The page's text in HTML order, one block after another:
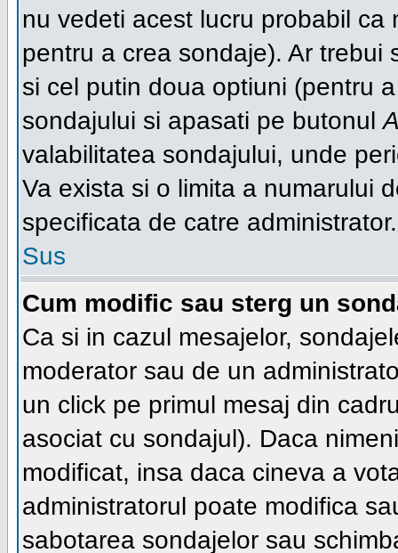
nu vedeti acest lucru probabil
pentru a crea sondaje). Ar
si cel putin doua optiuni (pentru
sondajului si apasati pe butonul
valabilitatea sondajului, unde
Va exista si o limita a numarului
specificata de catre administrator.
Sus
Cum modific sau sterg un
Ca si in cazul mesajelor,
moderator sau de un
un click pe primul mesaj din
asociat cu sondajul). Daca
modificat, insa daca cineva a
administratorul poate modifica
sabotarea sondajelor sau